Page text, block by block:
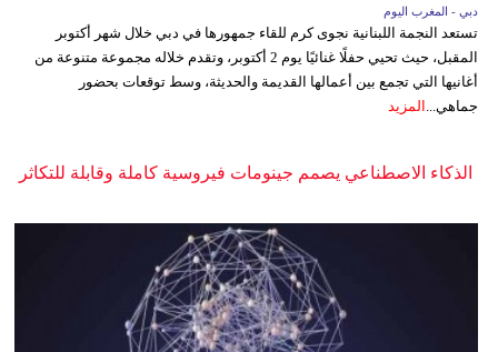
دبي - المغرب اليوم
تستعد النجمة اللبنانية نجوى كرم للقاء جمهورها في دبي خلال شهر أكتوبر
المقبل، حيث تحيي حفلًا غنائيًا يوم 2 أكتوبر، وتقدم خلاله مجموعة متنوعة من
أغانيها التي تجمع بين أعمالها القديمة والحديثة، وسط توقعات بحضور
جماهي... المزيد
الذكاء الاصطناعي يصمم جينومات فيروسية كاملة وقابلة للتكاثر